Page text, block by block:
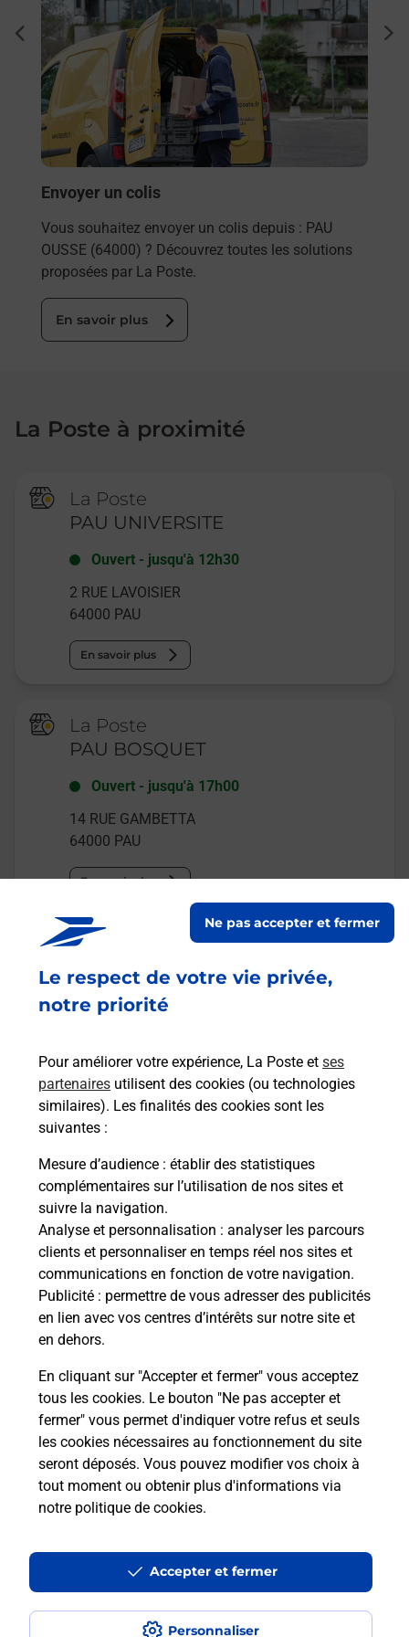
Le respect de votre vie privée,
notre priorité
Pour améliorer votre expérience, La Poste et ses
partenaires utilisent des cookies (ou technologies
similaires). Les finalités des cookies sont les
suivantes :
Mesure d’audience : établir des statistiques
complémentaires sur l’utilisation de nos sites et
suivre la navigation.
Analyse et personnalisation : analyser les parcours
clients et personnaliser en temps réel nos sites et
communications en fonction de votre navigation.
Publicité : permettre de vous adresser des publicités
en lien avec vos centres d’intérêts sur notre site et
en dehors.
En cliquant sur "Accepter et fermer" vous acceptez
tous les cookies. Le bouton "Ne pas accepter et
fermer" vous permet d'indiquer votre refus et seuls
les cookies nécessaires au fonctionnement du site
seront déposés. Vous pouvez modifier vos choix à
tout moment ou obtenir plus d'informations via
notre politique de cookies.
Personnaliser
Ne pas accepter et fermer
Accepter et fermer
Envoyer un colis
Vous souhaitez envoyer un colis depuis : PAU
OUSSE (64000) ? Découvrez toutes les solutions
proposées par La Poste.
En savoir plus
La Poste à proximité
La Poste
PAU UNIVERSITE
Ouvert - jusqu'à 12h30
2 RUE LAVOISIER
64000 PAU
En savoir plus
La Poste
PAU BOSQUET
Ouvert - jusqu'à 17h00
14 RUE GAMBETTA
64000 PAU
En savoir plus
Malin !
La Poste
en ligne
Ouvert 24h/24
En savoir plus
Recherchez un autre point de contact
Questions fréquemment posées
Quel réseau utilise La Poste Mobile ?
Est-ce que je peux garder mon
numéro de mobile gratuitement ?
Est-ce que je peux bénéficier de la 5G
avec La Poste Mobile ?
à l’étranger avec La Poste Mobile ?
Est-ce que je peux payer mon
smartphone Samsung en plusieurs